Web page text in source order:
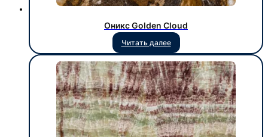
Оникс Golden Cloud
Читать далее